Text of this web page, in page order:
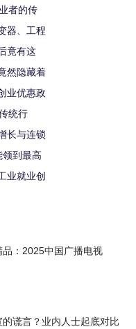
者的传
器、工程
竟有这
然隐藏着
业优惠政
统行
长与连锁
到最高
业就业创
：2025中国广播电视
谎言？业内人士起底对比